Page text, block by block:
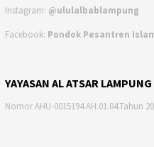
Instagram: @ululalbablampung
Facebook: Pondok Pesantren
YAYASAN AL ATSAR LAMPUNG
Nomor AHU-0015194.AH.01.04.Tahun